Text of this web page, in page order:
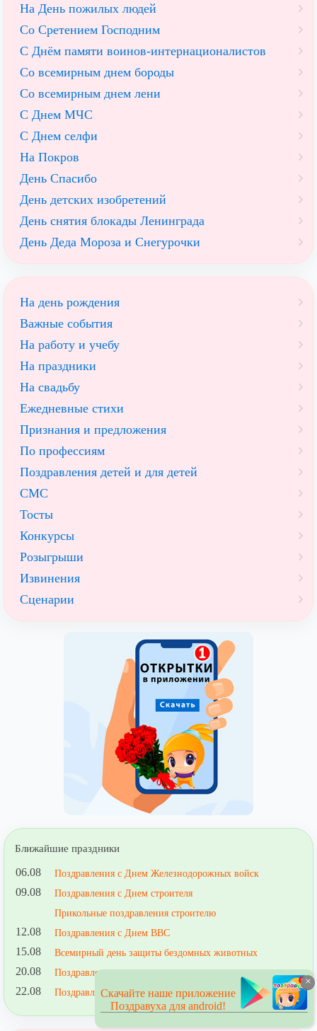
На День пожилых людей
Со Сретением Господним
С Днём памяти воинов-интернационалистов
Со всемирным днем бороды
Со всемирным днем лени
С Днем МЧС
С Днем селфи
На Покров
День Спасибо
День детских изобретений
День снятия блокады Ленинграда
День Деда Мороза и Снегурочки
На день рождения
Важные события
На работу и учебу
На праздники
На свадьбу
Ежедневные стихи
Признания и предложения
По профессиям
Поздравления детей и для детей
СМС
Тосты
Конкурсы
Розыгрыши
Извинения
Сценарии
Ближайшие праздники
06.08 Поздравления с Днем Железнодорожных войск
09.08
Поздравления с Днем строителя
Прикольные поздравления строителю
12.08 Поздравления с Днем ВВС
15.08 Всемирный день защиты бездомных животных
20.08 Поздравления со всемирным днем лени
22.08 Поздравления с Днем Государственного флага РФ
×
Скачайте наше приложение
Поздравуха для android!